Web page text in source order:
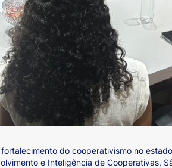
do cooperativismo no
e Inteligência de Cooperativas,